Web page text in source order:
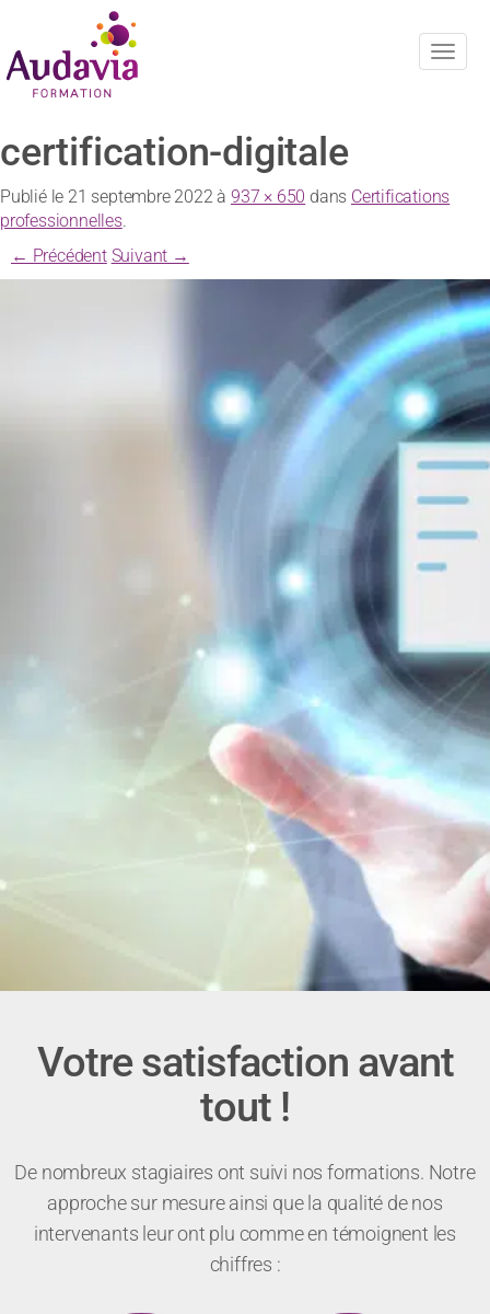
certification-digitale
Publié le 21 septembre 2022à937 × 650 dans Certifications
professionnelles.
← Précédent Suivant →
Votre satisfaction avant
tout !
De nombreux stagiaires ont suivi nos formations. Notre
approche sur mesure ainsi que la qualité de nos
intervenants leur ont plu comme en témoignent les
chiffres :